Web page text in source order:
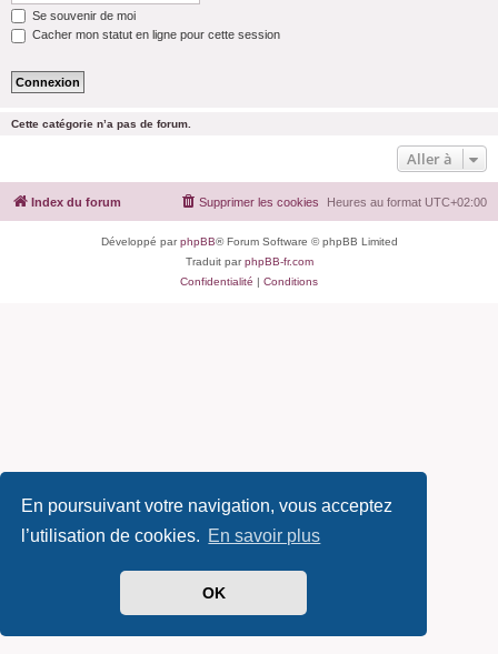
En poursuivant votre navigation, vous acceptez
l’utilisation de cookies. En savoir plus
OK
Se souvenir de moi
Cacher mon statut en ligne pour cette session
Cette catégorie n’a pas de forum.
Aller à
Index du forum Heures au format UTC+02:00
Supprimer les cookies
Développé parphpBB® Forum Software © phpBB Limited
Traduit parphpBB-fr.com
Confidentialité | Conditions